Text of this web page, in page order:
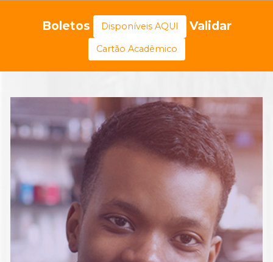
Boletos Disponíveis AQUI Validar
Cartão Acadêmico